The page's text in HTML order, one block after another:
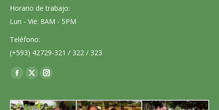
Horario de trabajo:
Lun - Vie: 8AM - 5PM
Teléfono:
(+593) 42729-321 / 322 / 323
Encuéntranos en:
Facebook
opens
X
opens
Instagram
opens